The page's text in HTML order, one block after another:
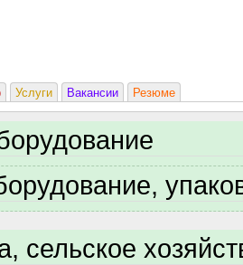
Услуги Вакансии Резюме
сельское